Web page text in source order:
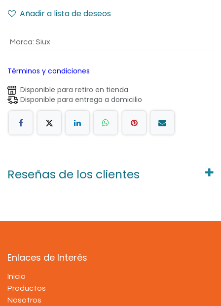
Añadir a lista de deseos
Marca: Siux
Términos y condiciones
Disponible para retiro en tienda
Disponible para entrega a domicilio
Reseñas de los clientes
Enlaces de Interés
Inicio
Productos
Nosotros